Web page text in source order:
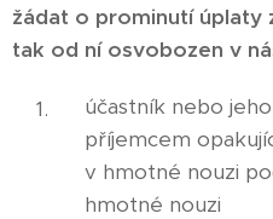
žádat o prominutí úplaty
tak od ní osvobozen v
účastník nebo
příjemcem
v hmotné nouzi
hmotné nouzi